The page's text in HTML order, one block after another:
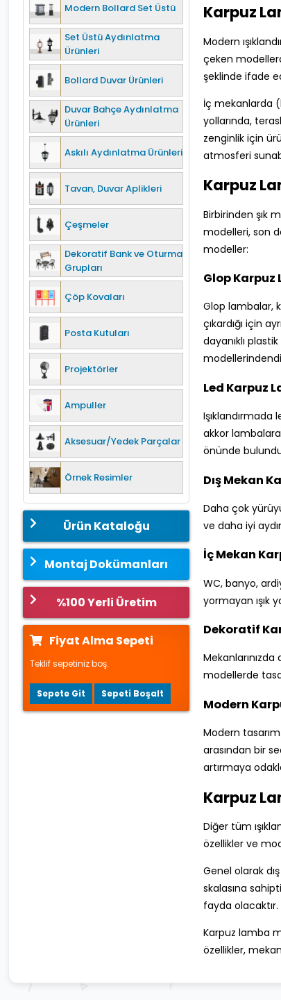
Modern Bollard Set Üstü
Set Üstü Aydınlatma
Ürünleri
Bollard Duvar Ürünleri
Duvar Bahçe Aydınlatma
Ürünleri
Askılı Aydınlatma Ürünleri
Tavan, Duvar Aplikleri
Çeşmeler
Dekoratif Bank ve Oturma
Grupları
Çöp Kovaları
Posta Kutuları
Projektörler
Ampuller
Aksesuar/Yedek Parçalar
Örnek Resimler
Ürün Kataloğu
Montaj Dokümanları
%100 Yerli Üretim
Fiyat Alma Sepeti
Teklif sepetiniz boş.
Sepete Git Sepeti Boşalt
Karpuz
Modern
çeken
şeklinde ifade
İç mekanlarda
yollarında,
zenginlik için
atmosferi
Karpuz
Birbirinden şık
modelleri, son
modeller:
Glop Karpuz
Glop lambalar,
çıkardığı için
dayanıklı
Led Karpuz
akkor
önünde
Dış Mekan
Daha çok
ve daha iyi
İç Mekan
WC, banyo,
yormayan ışık
Dekoratif
modellerde
Modern
Modern
arasından bir
artırmaya
Karpuz
Diğer tüm
özellikler ve
Genel olarak
skalasına
fayda olacaktır.
Karpuz lamba
özellikler,